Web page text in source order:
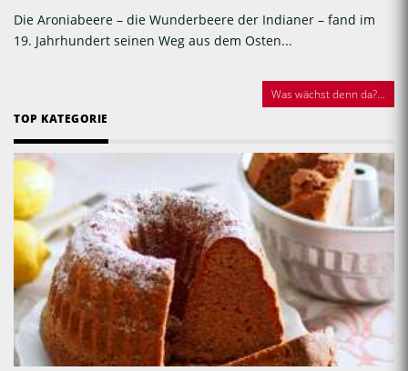
Die Aroniabeere – die Wunderbeere der Indianer – fand im
19. Jahrhundert seinen Weg aus dem Osten...
Was wächst denn da?...
TOP KATEGORIE